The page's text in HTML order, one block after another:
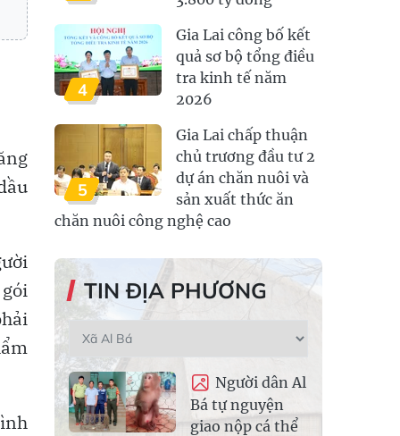
4
Gia Lai công bố kết
quả sơ bộ tổng điều
tra kinh tế năm
2026
5
Gia Lai chấp thuận
chủ trương đầu tư 2
dự án chăn nuôi và
sản xuất thức ăn
chăn nuôi công nghệ cao
TIN ĐỊA PHƯƠNG
Người dân Al
Bá tự nguyện
giao nộp cá thể